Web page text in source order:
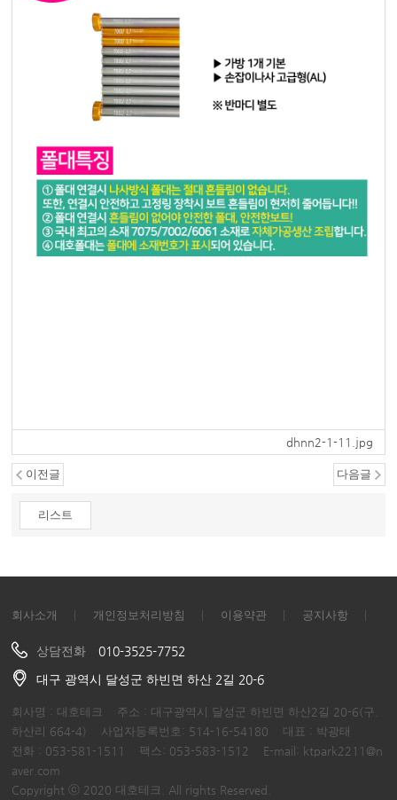
dhnn2-1-11.jpg
이전글 다음글
리스트
회사소개 개인정보처리방침 이용약관 공지사항
상담전화
010-3525-7752
대구 광역시 달성군 하빈면 하산 2길 20-6
회사명 : 대호테크 주소 : 대구광역시 달성군 하빈면 하산2길 20-6(구.
하산리 664-4) 사업자등록번호: 514-16-54180 대표 : 박광태
전화 : 053-581-1511 팩스: 053-583-1512 E-mail: ktpark2211@n
aver.com
Copyright ⓒ 2020 대호테크. All rights Reserved.